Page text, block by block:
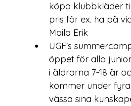
köpa klubbkläder
pris för ex. ha på
Maila Erik
UGF's
öppet för alla
i åldrarna 7-18 år
kommer under
vässa sina